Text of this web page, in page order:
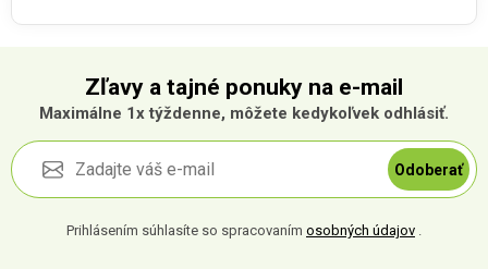
Zľavy a tajné ponuky na e-mail
Maximálne 1x týždenne, môžete kedykoľvek odhlásiť.
Odoberať
Prihlásením súhlasíte so spracovaním osobných údajov .